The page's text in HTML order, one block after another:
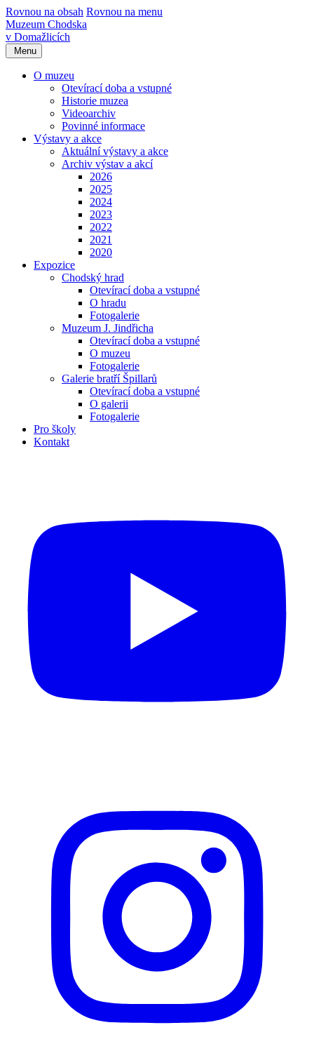
Rovnou na obsah Rovnou na menu
Muzeum Chodska
v Domažlicích
Menu
O muzeu
Otevírací doba a vstupné
Historie muzea
Videoarchiv
Povinné informace
Výstavy a akce
Aktuální výstavy a akce
Archiv výstav a akcí
2026
2025
2024
2023
2022
2021
2020
Expozice
Chodský hrad
Otevírací doba a vstupné
O hradu
Fotogalerie
Muzeum J. Jindřicha
Otevírací doba a vstupné
O muzeu
Fotogalerie
Galerie bratří Špillarů
Otevírací doba a vstupné
O galerii
Fotogalerie
Pro školy
Kontakt